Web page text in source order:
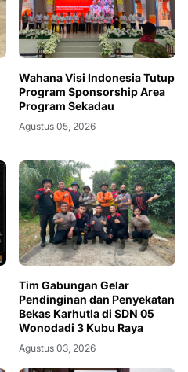
Wahana Visi Indonesia Tutup
Program Sponsorship Area
Program Sekadau
Agustus 05, 2026
Tim Gabungan Gelar
Pendinginan dan Penyekatan
Bekas Karhutla di SDN 05
Wonodadi 3 Kubu Raya
Agustus 03, 2026